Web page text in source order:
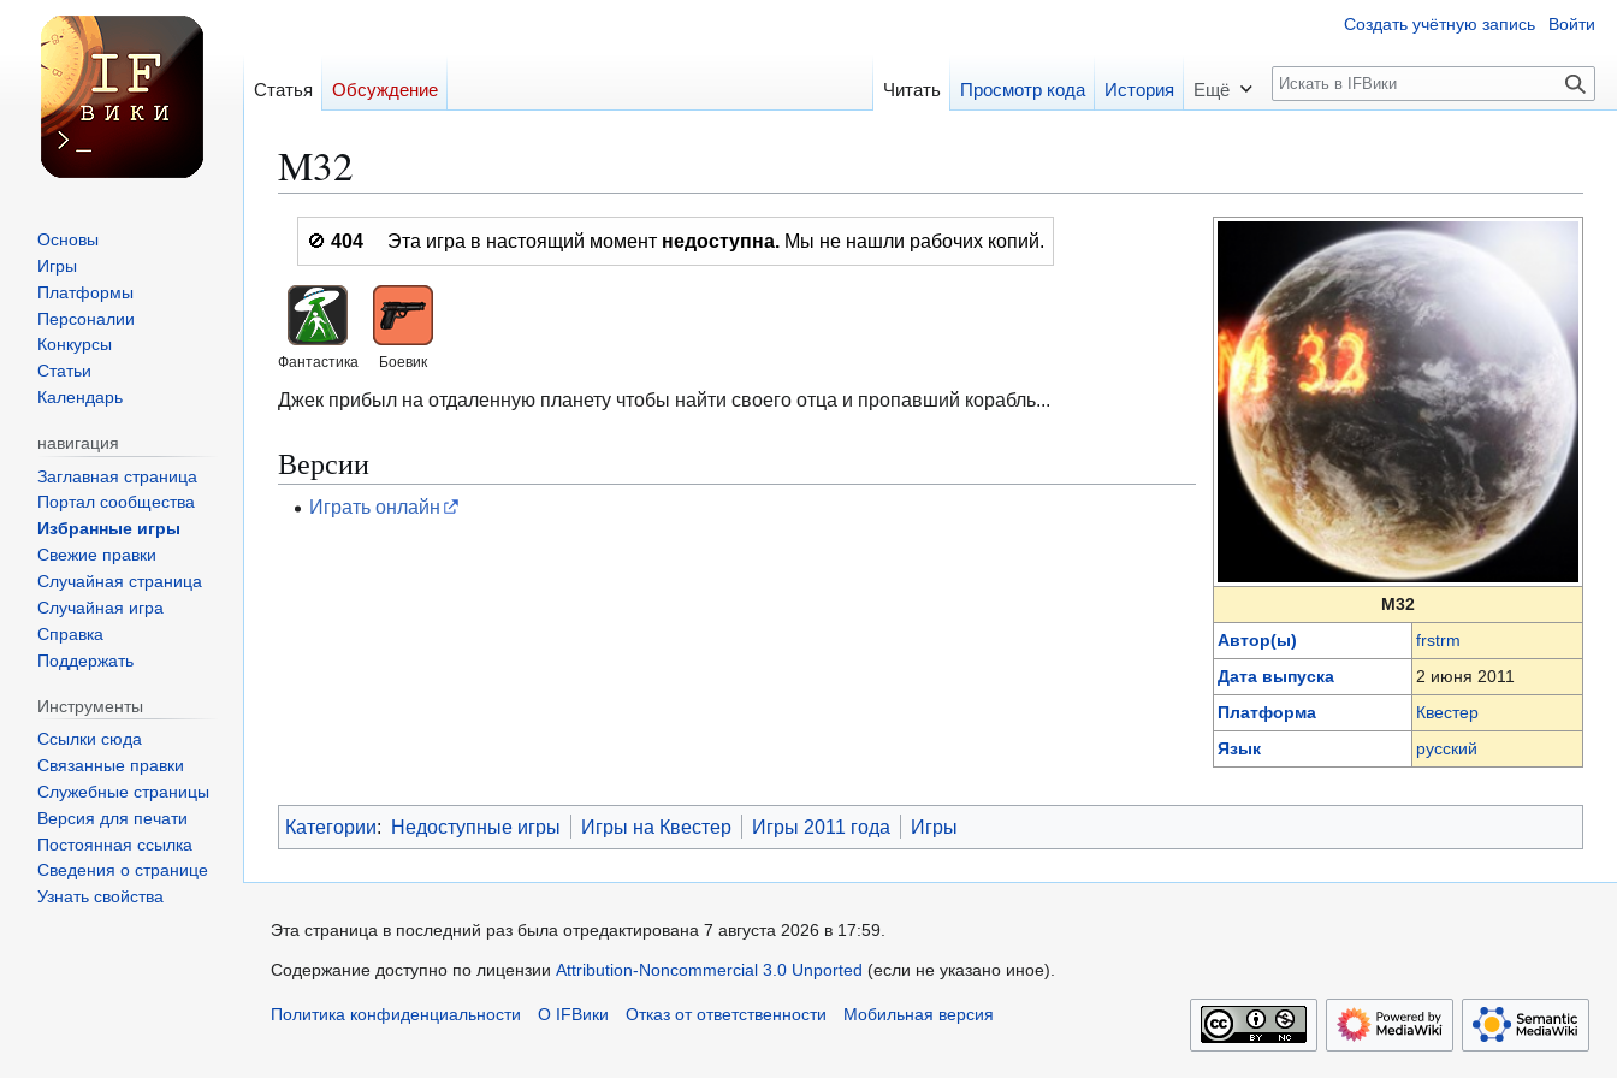
M32
Перейти
навигации
Перейти
поиску
M32
Автор(ы)
frstrm
Дата выпуска
2 июня 2011
Платформа
Квестер
Язык
русский
🚫404 Эта игра в настоящий момент недоступна. Мы не нашли рабочих копий.
Фантастика Боевик
Джек прибыл на отдаленную планету чтобы найти своего отца и пропавший корабль...
Версии
Играть онлайн
Категории: Недоступные игры Игры на Квестер Игры 2011 года Игры
Создать учётную запись Войти
Статья Обсуждение Читать Просмотр кода История Ещё
П
о
к
Основы
Игры
Платформы
Персоналии
Конкурсы
Статьи
Календарь
навигация
Заглавная страница
Портал сообщества
Избранные игры
Свежие правки
Случайная страница
Случайная игра
Справка
Поддержать
Инструменты
Ссылки сюда
Связанные правки
Служебные страницы
Версия для печати
Постоянная ссылка
Сведения о странице
Узнать свойства
Эта страница в последний раз была отредактирована 7 августа 2026 в 17:59.
Содержание доступно по лицензииAttribution-Noncommercial 3.0 Unported (если не указано иное).
Политика конфиденциальности О IFВики Отказ от ответственности Мобильная версия